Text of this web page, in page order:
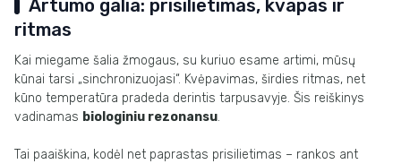
Artumo galia: prisilietimas, kvapas ir
ritmas
Kai miegame šalia žmogaus, su kuriuo esame artimi, mūsų
kūnai tarsi „sinchronizuojasi“. Kvėpavimas, širdies ritmas, net
kūno temperatūra pradeda derintis tarpusavyje. Šis reiškinys
vadinamas biologiniu rezonansu.
Tai paaiškina, kodėl net paprastas prisilietimas – rankos ant